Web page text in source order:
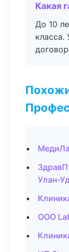
Какая
До 10
класса.
Улан-
ООО